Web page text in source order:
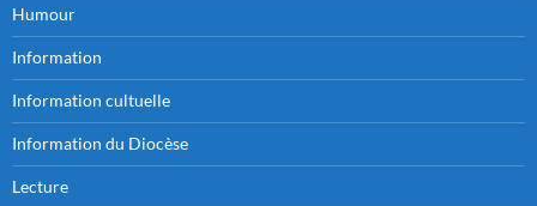
Humour
Information
Information cultuelle
Information du Diocèse
Lecture